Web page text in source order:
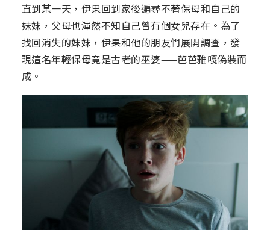
直到某一天，伊果回到家後遍尋不著保母和自己的
妹妹，父母也渾然不知自己曾有個女兒存在。為了
找回消失的妹妹，伊果和他的朋友們展開調查，發
現這名年輕保母竟是古老的巫婆——芭芭雅嘎偽裝而
成。